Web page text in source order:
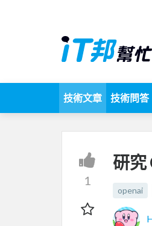
技術文章 技術問答
1
研究
openai